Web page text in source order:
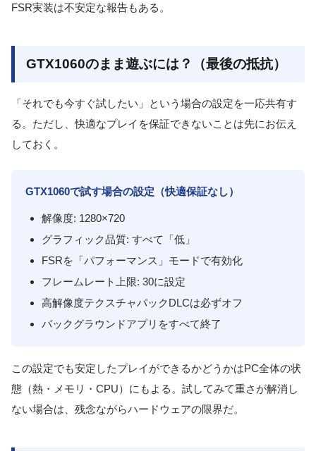
FSR実装は不安定な報告もある。
GTX1060のまま遊ぶには？（最後の抵抗）
「それでも今すぐ試したい」という場合の設定を一応共有す
る。ただし、快適なプレイを保証できないことは先にお伝え
しておく。
GTX1060で試す場合の設定（快適保証なし）
解像度: 1280×720
グラフィック品質: すべて「低」
FSRを「パフォーマンス」モードで有効化
フレームレート上限: 30に設定
高解像度テクスチャパックDLCは必ずオフ
バックグラウンドアプリをすべて終了
この設定でも安定したプレイができるかどうかはPC全体の状
態（熱・メモリ・CPU）にもよる。試してみて重さが解消し
ない場合は、残念ながらハードウェアの限界だ。